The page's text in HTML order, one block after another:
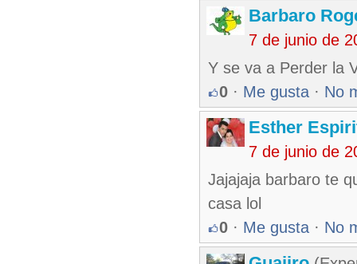
Barbaro
7 de junio de
Y se va a Perder la
0 · Me gusta · No
Esther
7 de junio de
Jajajaja barbaro te
casa lol
0 · Me gusta · No